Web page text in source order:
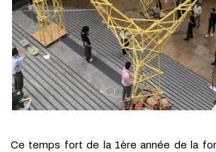
Ce temps fort de la 1ère année de la